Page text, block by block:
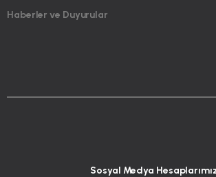
Haberler ve Duyurular
Sosyal Medya